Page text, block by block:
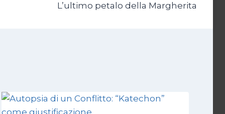
L’ultimo petalo della Margherita